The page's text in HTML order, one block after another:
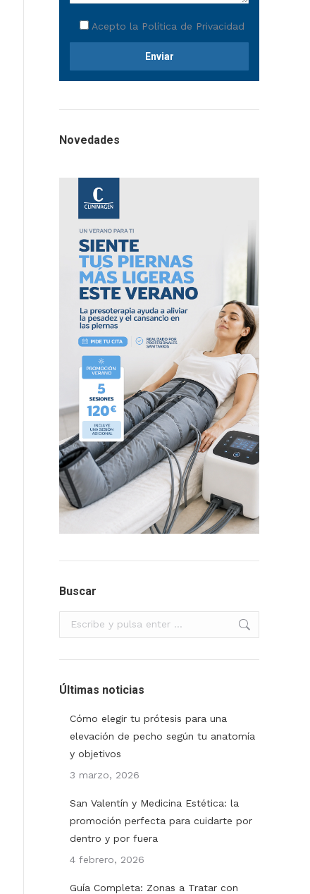
Acepto la Política de Privacidad
Novedades
Buscar
Buscar:
Últimas noticias
Cómo elegir tu prótesis para una
elevación de pecho según tu anatomía
y objetivos
3 marzo, 2026
San Valentín y Medicina Estética: la
promoción perfecta para cuidarte por
dentro y por fuera
4 febrero, 2026
Guía Completa: Zonas a Tratar con